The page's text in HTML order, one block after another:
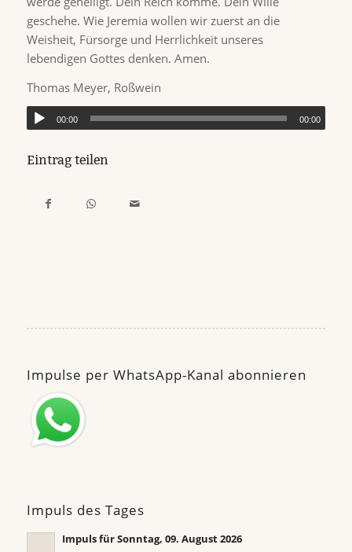
geschehe. Wie Jeremia wollen wir zuerst an die
Weisheit, Fürsorge und Herrlichkeit unseres
lebendigen Gottes denken. Amen.
Thomas Meyer, Roßwein
00:00 00:00
Eintrag teilen
Impulse per WhatsApp-Kanal abonnieren
Impuls des Tages
Impuls für Sonntag, 09. August 2026